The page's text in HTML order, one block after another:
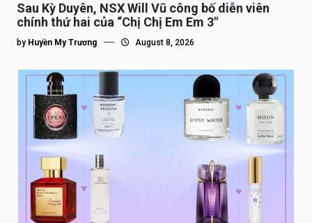
Sau Kỳ Duyên, NSX Will Vũ công bố diễn viên
chính thứ hai của “Chị Chị Em Em 3″
by Huyền My Trương August 8, 2026